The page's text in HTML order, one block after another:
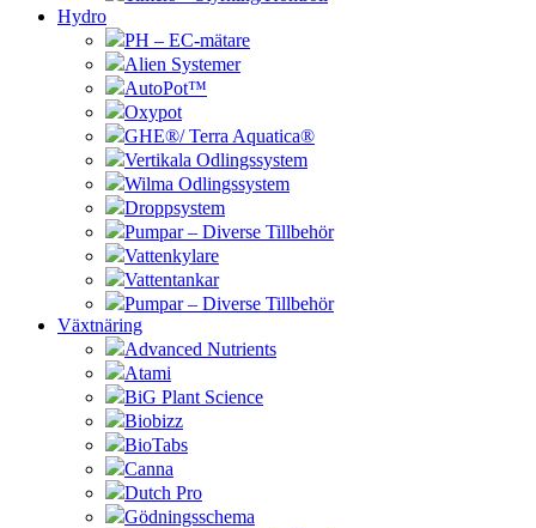
Hydro
PH – EC-mätare
Alien Systemer
AutoPot™
Oxypot
GHE®/ Terra Aquatica®
Vertikala Odlingssystem
Wilma Odlingssystem
Droppsystem
Pumpar – Diverse Tillbehör
Vattenkylare
Vattentankar
Pumpar – Diverse Tillbehör
Växtnäring
Advanced Nutrients
Atami
BiG Plant Science
Biobizz
BioTabs
Canna
Dutch Pro
Gödningsschema